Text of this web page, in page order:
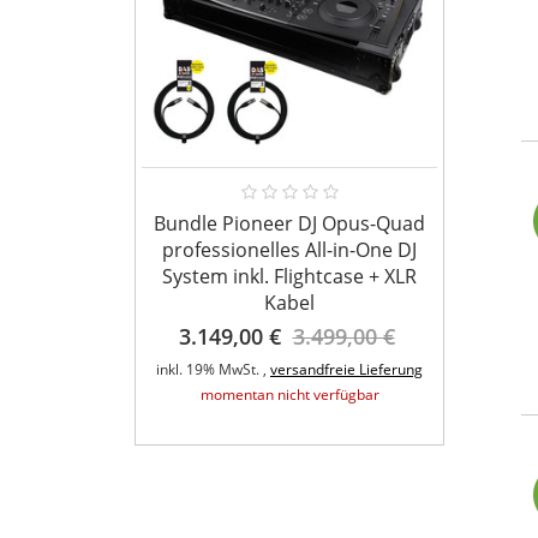
Bundle Pioneer DJ Opus-Quad
professionelles All-in-One DJ
System inkl. Flightcase + XLR
Kabel
3.149,00 € 3.499,00 €
inkl. 19% MwSt. , versandfreie Lieferung
momentan nicht verfügbar